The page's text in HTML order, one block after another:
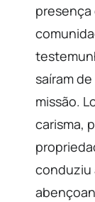
presença
saíram
missão.
carisma,
conduziu